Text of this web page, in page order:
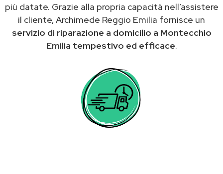
più datate. Grazie alla propria capacità nell’assistere
il cliente, Archimede Reggio Emilia fornisce un
servizio di riparazione a domicilio a Montecchio
Emilia tempestivo ed efficace.